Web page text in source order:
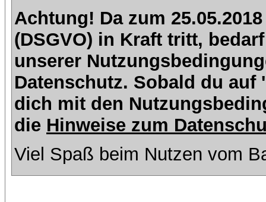
Achtung! Da zum
(DSGVO) in Kraft tritt,
unserer
Datenschutz. Sobald du
dich mit den
die Hinweise zum
Viel Spaß beim Nutzen vom